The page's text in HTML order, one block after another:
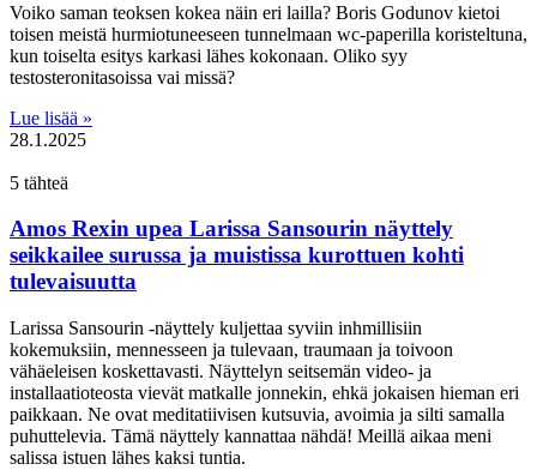
Voiko saman teoksen kokea näin eri lailla? Boris Godunov kietoi
toisen meistä hurmiotuneeseen tunnelmaan wc-paperilla koristeltuna,
kun toiselta esitys karkasi lähes kokonaan. Oliko syy
testosteronitasoissa vai missä?
Lue lisää »
28.1.2025
5 tähteä
Amos Rexin upea Larissa Sansourin näyttely
seikkailee surussa ja muistissa kurottuen kohti
tulevaisuutta
Larissa Sansourin -näyttely kuljettaa syviin inhmillisiin
kokemuksiin, mennesseen ja tulevaan, traumaan ja toivoon
vähäeleisen koskettavasti. Näyttelyn seitsemän video- ja
installaatioteosta vievät matkalle jonnekin, ehkä jokaisen hieman eri
paikkaan. Ne ovat meditatiivisen kutsuvia, avoimia ja silti samalla
puhuttelevia. Tämä näyttely kannattaa nähdä! Meillä aikaa meni
salissa istuen lähes kaksi tuntia.